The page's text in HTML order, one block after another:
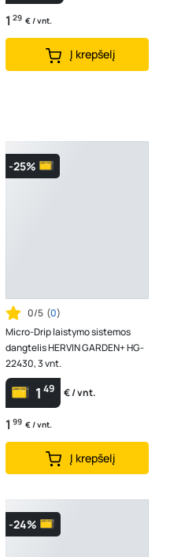
1 29 € / vnt.
Į krepšelį
-25%
0/5 (0)
Micro-Drip laistymo sistemos
dangtelis HERVIN GARDEN+ HG-
22430, 3 vnt.
1 49 € / vnt.
1 99 € / vnt.
Į krepšelį
-24%